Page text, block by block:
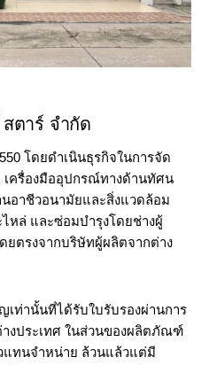
ตาร์ จำกัด
โดยดำเนินธุรกิจในการจัด
เครื่องมืออุปกรณ์ทางด้านทัศน
อาชีวอนามัยและสิ่งแวดล้อม
หล่ และซ่อมบำรุงโดยช่างผู้
ยตรงจากบริษัทผู้ผลิตจากต่าง
เท่านั้นที่ได้รับใบรับรองผ่านการ
งประเทศ ในส่วนของผลิตภัณฑ์
แทนจำหน่าย ล้วนแล้วแต่มี